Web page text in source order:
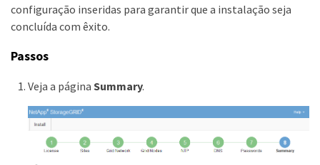
configuração inseridas para garantir que a instalação seja
concluída com êxito.
Passos
Veja a página Summary.